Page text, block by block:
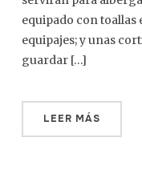
equipado con toallas
equipajes; y unas
guardar […]
LEER MÁS